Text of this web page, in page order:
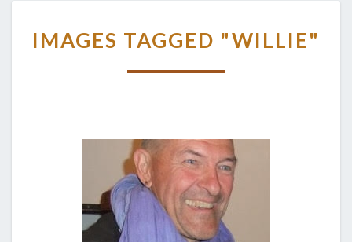
TAGGED
IMAGES TAGGED "WILLIE"